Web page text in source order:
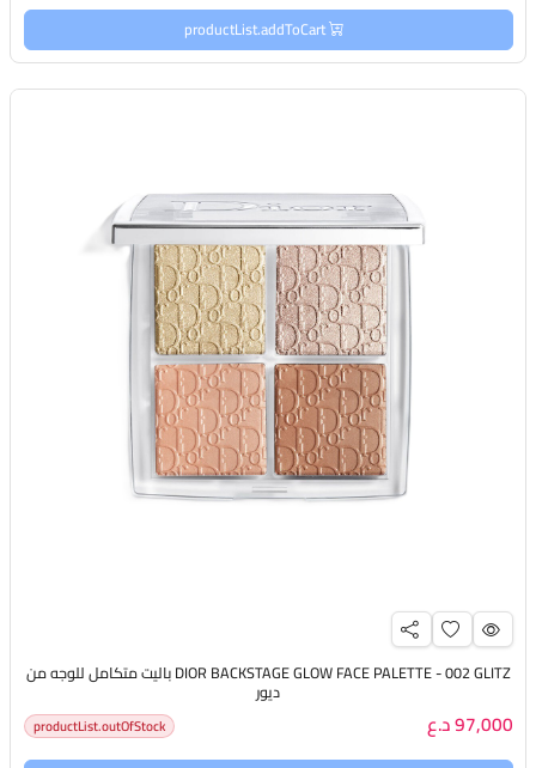
productList.addToCart
DIOR BACKSTAGE GLOW FACE PALETTE - 002 GLITZ باليت متكامل للوجه من
ديور
97,000 د.ع productList.outOfStock